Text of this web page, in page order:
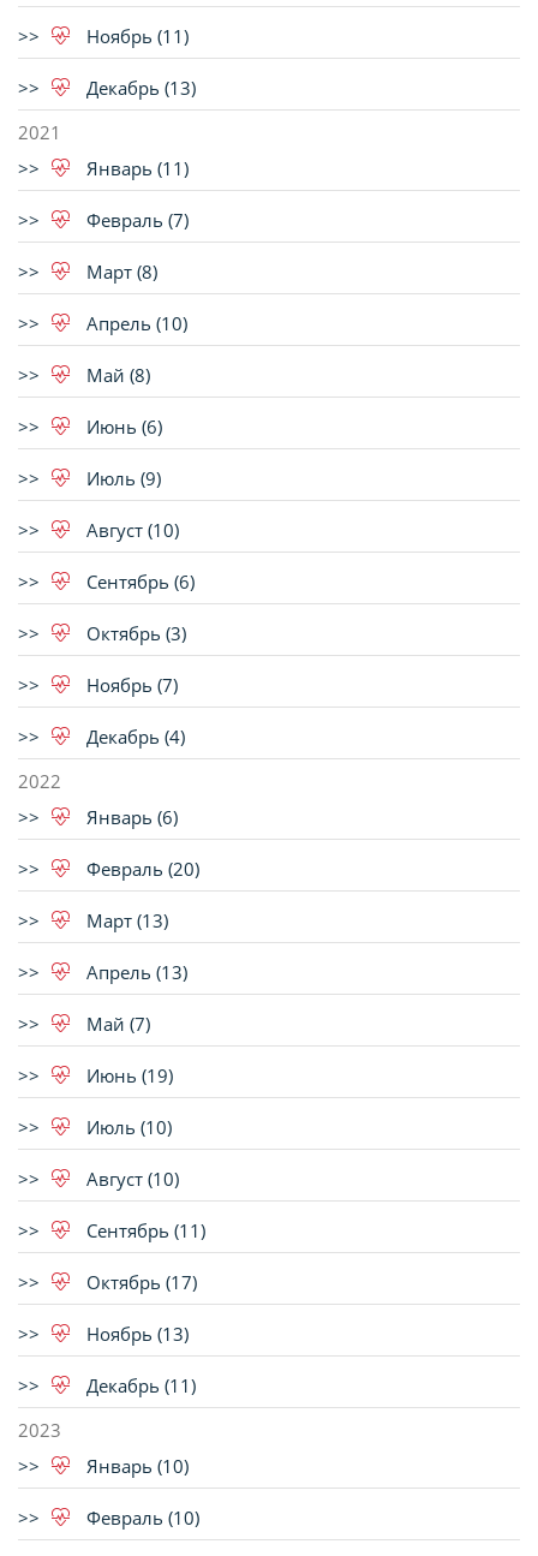
Ноябрь (11)
Декабрь (13)
2021
Январь (11)
Февраль (7)
Март (8)
Апрель (10)
Май (8)
Июнь (6)
Июль (9)
Август (10)
Сентябрь (6)
Октябрь (3)
Ноябрь (7)
Декабрь (4)
2022
Январь (6)
Февраль (20)
Март (13)
Апрель (13)
Май (7)
Июнь (19)
Июль (10)
Август (10)
Сентябрь (11)
Октябрь (17)
Ноябрь (13)
Декабрь (11)
2023
Январь (10)
Февраль (10)